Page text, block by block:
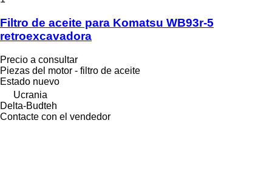
Filtro de aceite para Komatsu WB93r-5
retroexcavadora
Precio a consultar
Piezas del motor - filtro de aceite
Estado nuevo
Ucrania
Delta-Budteh
Contacte con el vendedor